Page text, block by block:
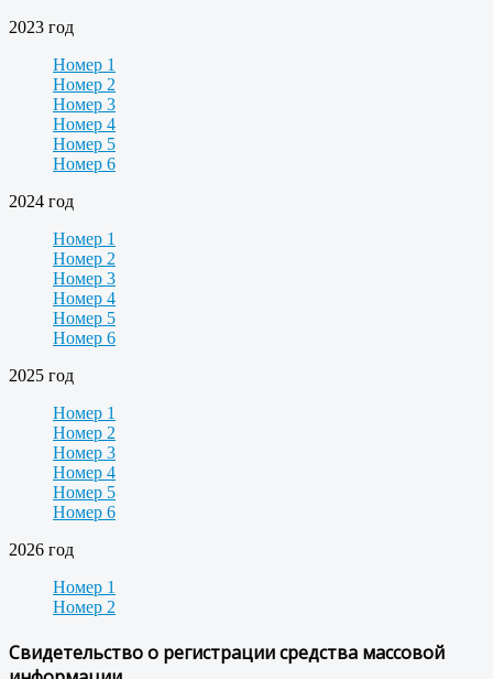
2023 год
Номер 1
Номер 2
Номер 3
Номер 4
Номер 5
Номер 6
2024 год
Номер 1
Номер 2
Номер 3
Номер 4
Номер 5
Номер 6
2025 год
Номер 1
Номер 2
Номер 3
Номер 4
Номер 5
Номер 6
2026 год
Номер 1
Номер 2
Свидетельство о регистрации средства массовой